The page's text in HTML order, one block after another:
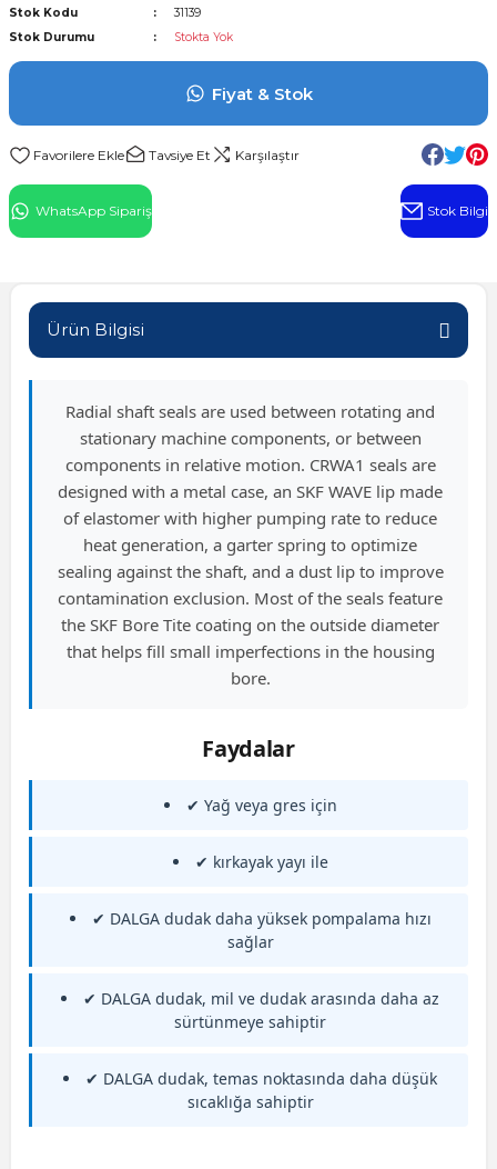
Rulman
Stok Kodu
31139
Stok Durumu
Stokta Yok
Fiyat & Stok
Tavsiye Et Karşılaştır
WhatsApp Sipariş Stok Bilgi
Ürün Bilgisi
Radial shaft seals are used between rotating and
stationary machine components, or between
components in relative motion. CRWA1 seals are
designed with a metal case, an SKF WAVE lip made
of elastomer with higher pumping rate to reduce
heat generation, a garter spring to optimize
sealing against the shaft, and a dust lip to improve
contamination exclusion. Most of the seals feature
the SKF Bore Tite coating on the outside diameter
that helps fill small imperfections in the housing
bore.
Faydalar
✔ Yağ veya gres için
✔ kırkayak yayı ile
✔ DALGA dudak daha yüksek pompalama hızı
sağlar
✔ DALGA dudak, mil ve dudak arasında daha az
sürtünmeye sahiptir
✔ DALGA dudak, temas noktasında daha düşük
sıcaklığa sahiptir